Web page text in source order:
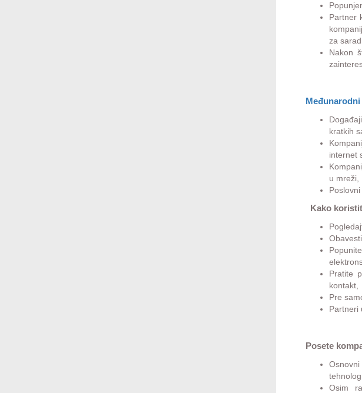
Partner
za
Nakon
kratkih
internet
u mreži,
Kako
Pratite
kontakt,
Pre
Partneri
Posete
Osim